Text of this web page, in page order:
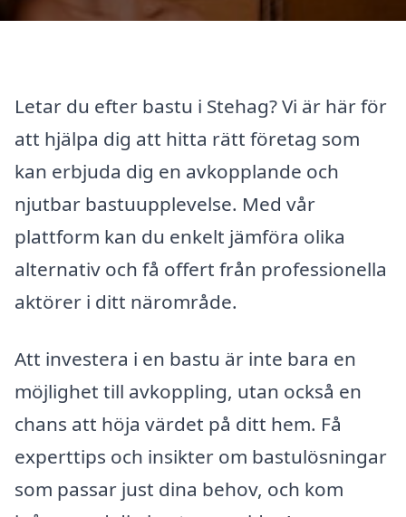
Letar du efter bastu i Stehag? Vi är här för
att hjälpa dig att hitta rätt företag som
kan erbjuda dig en avkopplande och
njutbar bastuupplevelse. Med vår
plattform kan du enkelt jämföra olika
alternativ och få offert från professionella
aktörer i ditt närområde.
Att investera i en bastu är inte bara en
möjlighet till avkoppling, utan också en
chans att höja värdet på ditt hem. Få
experttips och insikter om bastulösningar
som passar just dina behov, och kom